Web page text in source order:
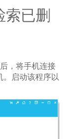
索已删
，将手机连接
启动该程序以